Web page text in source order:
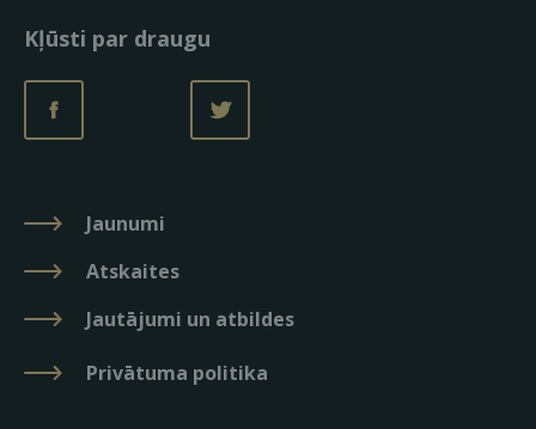
Kļūsti par draugu
Jaunumi
Atskaites
Jautājumi un atbildes
Privātuma politika